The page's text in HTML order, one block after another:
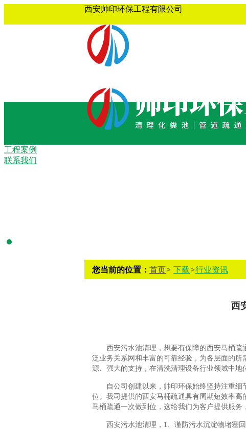
西安帅印环保工程有限公司
工程案例
联系我们
您当前的位置： 首页> 下载>行业资讯
西
西安污水池清理，想要有保障的西安马桶
泛业务关系网和丰富的可靠经验，为各层面的
源、强大的支持，在清洗清理设备行业领域中地
自公司创建以来，帅印环保始终坚持注重
位。我司提供的西安马桶疏通具有周期短效率
马桶疏通一次做到位，这给我们为客户提供服务
西安污水池清理，1、谨防污水沉淀物堵塞